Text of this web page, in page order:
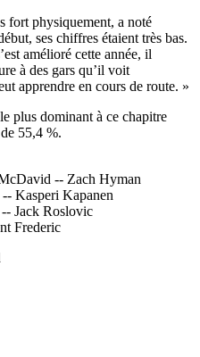
fort physiquement, a noté
ses chiffres étaient très bas.
amélioré cette année, il
à des gars qu’il voit
apprendre en cours de route. »
plus dominant à ce chapitre
55,4 %.
-- Zach Hyman
Kasperi Kapanen
Jack Roslovic
Frederic